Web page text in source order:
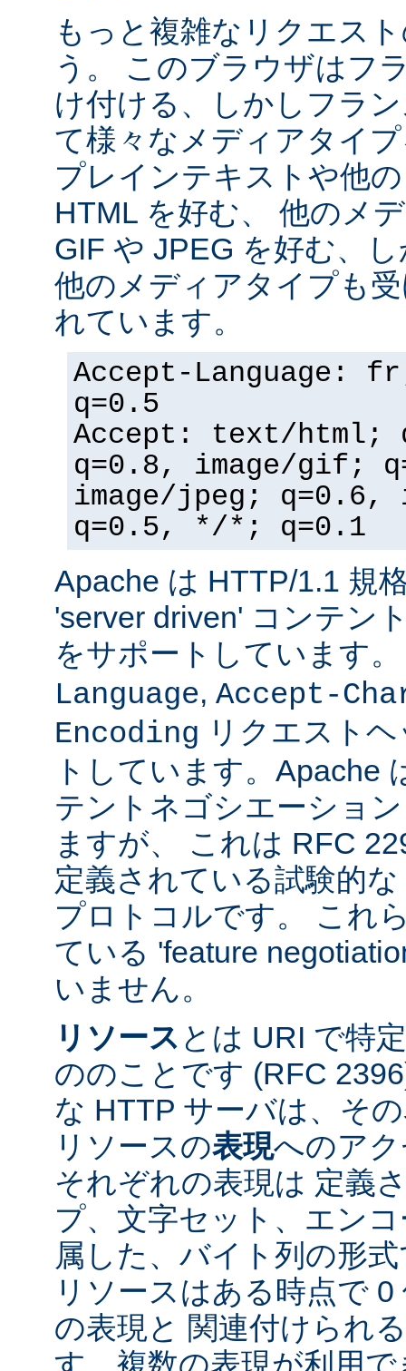
もっと複雑なリクエス
う。 このブラウザはフ
け付ける、しかしフラ
て様々なメディアタイ
プレインテキストや他
HTML を好む、 他のメ
GIF や JPEG を好む、
他のメディアタイプも
れています。
Accept-Language:
q=0.5
Accept: text/html;
q=0.8, image/gif;
image/jpeg; q=0.6,
q=0.5, */*; q=0.1
Apache は HTTP/1.1 規
'server driven' コンテン
をサポートしています
Language, Accept-
Encoding リクエスト
トしています。Apache
テントネゴシエーショ
ますが、 これは RFC
定義されている試験的
プロトコルです。 これ
ている 'feature
いません。
リソース とは URI で特
ののことです (RFC
な HTTP サーバは、そ
リソースの表現へのア
それぞれの表現は 定義
プ、文字セット、エン
属した、バイト列の形
リソースはある時点で
の表現と 関連付けられ
す。複数の表現が利用